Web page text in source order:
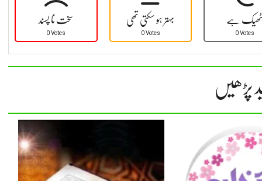
سخت نا پسند
0 Votes
بہتر ہو سکتی تھی
0 Votes
ہے
0 Votes
پڑھیں